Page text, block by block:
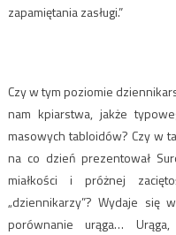
zapamiętania zasługi.”
Czy w tym poziomie
nam kpiarstwa, jakże
masowych tabloidów? Czy w
na co dzień prezentował
miałkości i próżnej
„dziennikarzy”? Wydaje się
porównanie urąga…